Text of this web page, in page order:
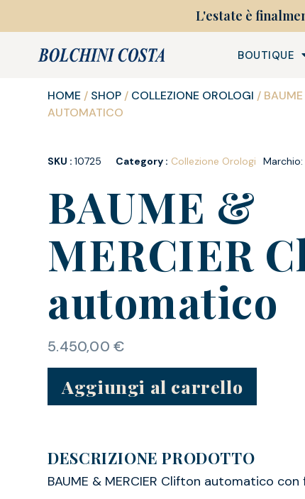
L'estate è
BOUTIQUE
HOME / SHOP / COLLEZIONE OROLOGI /
AUTOMATICO
SKU :10725 Category : Collezione Orologi Marchio:
BAUME &
MERCIER
automatico
5.450,00 €
Aggiungi al carrello
DESCRIZIONE PRODOTTO
BAUME & MERCIER Clifton automatico con